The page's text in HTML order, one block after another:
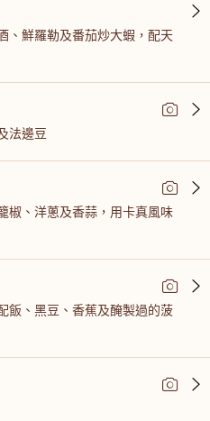
、鮮羅勒及番茄炒大蝦，配天
法邊豆
椒、洋蔥及香蒜，用卡真風味
飯、黑豆、香蕉及醃製過的菠